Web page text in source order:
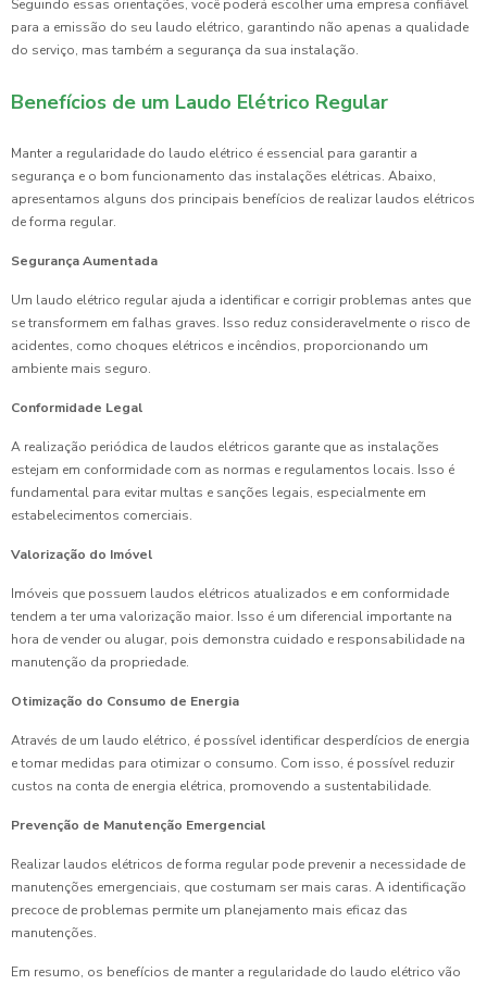
Seguindo essas orientações, você poderá escolher uma empresa confiável
para a emissão do seu laudo elétrico, garantindo não apenas a qualidade
do serviço, mas também a segurança da sua instalação.
Benefícios de um Laudo Elétrico Regular
Manter a regularidade do laudo elétrico é essencial para garantir a
segurança e o bom funcionamento das instalações elétricas. Abaixo,
apresentamos alguns dos principais benefícios de realizar laudos elétricos
de forma regular.
Segurança Aumentada
Um laudo elétrico regular ajuda a identificar e corrigir problemas antes que
se transformem em falhas graves. Isso reduz consideravelmente o risco de
acidentes, como choques elétricos e incêndios, proporcionando um
ambiente mais seguro.
Conformidade Legal
A realização periódica de laudos elétricos garante que as instalações
estejam em conformidade com as normas e regulamentos locais. Isso é
fundamental para evitar multas e sanções legais, especialmente em
estabelecimentos comerciais.
Valorização do Imóvel
Imóveis que possuem laudos elétricos atualizados e em conformidade
tendem a ter uma valorização maior. Isso é um diferencial importante na
hora de vender ou alugar, pois demonstra cuidado e responsabilidade na
manutenção da propriedade.
Otimização do Consumo de Energia
Através de um laudo elétrico, é possível identificar desperdícios de energia
e tomar medidas para otimizar o consumo. Com isso, é possível reduzir
custos na conta de energia elétrica, promovendo a sustentabilidade.
Prevenção de Manutenção Emergencial
Realizar laudos elétricos de forma regular pode prevenir a necessidade de
manutenções emergenciais, que costumam ser mais caras. A identificação
precoce de problemas permite um planejamento mais eficaz das
manutenções.
Em resumo, os benefícios de manter a regularidade do laudo elétrico vão